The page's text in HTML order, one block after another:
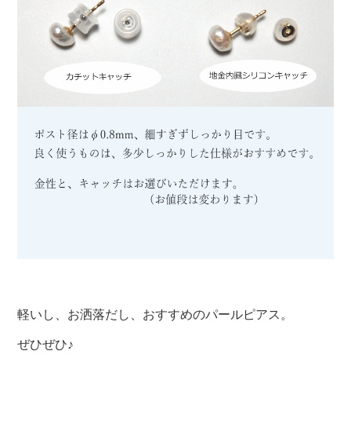
軽いし、お洒落だし、おすすめのパールピアス。
ぜひぜひ♪